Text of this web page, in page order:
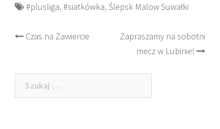
#plusliga, #siatkówka, Ślepsk Malow Suwałki
Post
Czas na Zawiercie
Zapraszamy na sobotni
mecz w Lubinie!
Szukaj: